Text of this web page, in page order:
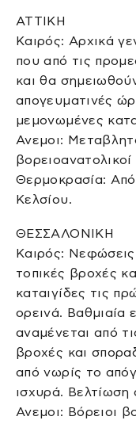
ΑΤΤΙΚΗ
Καιρός: Αρχικά
που από τις
και θα
απογευματινές
μεμονωμένες
Ανεμοι:
Θερμοκρασία:
Κελσίου.
ΘΕΣΣΑΛΟΝΙΚΗ
Καιρός:
τοπικές βροχές
καταιγίδες τις
ορεινά. Βαθμιαία
αναμένεται από
βροχές και
από νωρίς το
ισχυρά. Βελτίωση
Ανεμοι: Βόρειοι